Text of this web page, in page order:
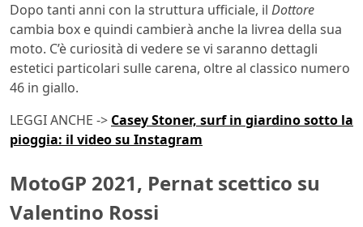
Dopo tanti anni con la struttura ufficiale, il Dottore
cambia box e quindi cambierà anche la livrea della sua
moto. C’è curiosità di vedere se vi saranno dettagli
estetici particolari sulle carena, oltre al classico numero
46 in giallo.
LEGGI ANCHE -> Casey Stoner, surf in giardino sotto la
pioggia: il video su Instagram
MotoGP 2021, Pernat scettico su
Valentino Rossi